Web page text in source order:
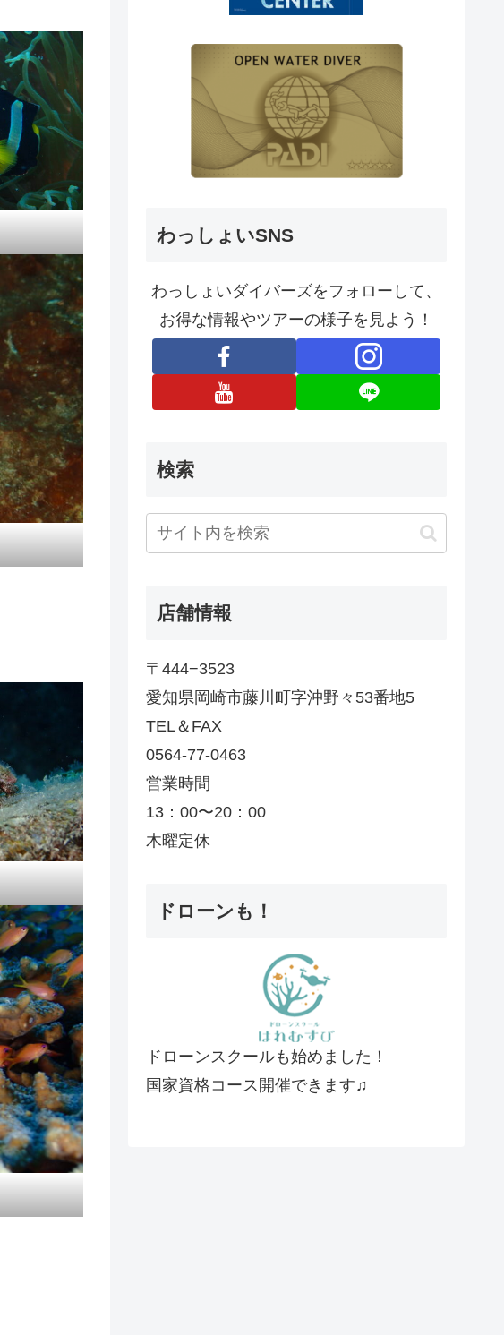
わっしょいSNS
わっしょいダイバーズをフォローして、
お得な情報やツアーの様子を見よう！
検索
店舗情報
〒444−3523
愛知県岡崎市藤川町字沖野々53番地5
TEL＆FAX
0564-77-0463
営業時間
13：00〜20：00
木曜定休
ドローンも！
ドローンスクールも始めました！
国家資格コース開催できます♫